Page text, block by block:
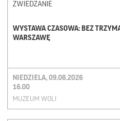
ZWIEDZANIE
WYSTAWA CZASOWA: BEZ
WARSZAWĘ
NIEDZIELA, 09.08.2026
16.00
MUZEUM WOLI